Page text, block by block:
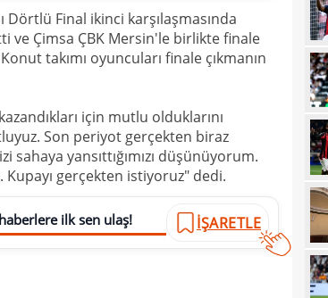
Final ikinci karşılaşmasında
ve Çimsa ÇBK Mersin'le birlikte finale
takımı oyuncuları finale çıkmanın
için mutlu olduklarını
Son periyot gerçekten biraz
yansıttığımızı düşünüyorum.
Kupayı gerçekten istiyoruz" dedi.
ilk sen ulaş! İŞARETLE
aldı